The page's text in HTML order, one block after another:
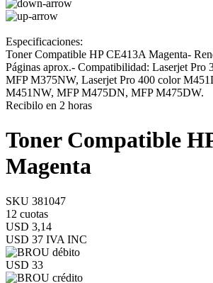
Especificaciones:
Toner Compatible HP CE413A Magenta-
Páginas aprox.- Compatibilidad: Laserjet Pro
MFP M375NW, Laserjet Pro 400 color
M451NW, MFP M475DN, MFP M475DW.
Recibilo en 2 horas
Toner Compatible
Magenta
SKU 381047
12 cuotas
USD 3,14
USD 37 IVA INC
USD 33